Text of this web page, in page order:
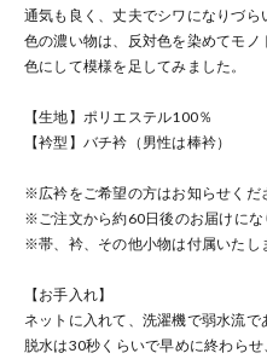
通気も良く、丈夫でシワになりづら
色の濃い物は、反対色を染めてモ
色にして模様を足してみました。
【生地】ポリエステル100％
【衿型】バチ衿（男性は棒衿）
※広衿をご希望の方はお知らせくだ
※ご注文から約60日後のお届けにな
※帯、衿、その他小物は付属いたし
【お手入れ】
ネットに入れて、洗濯機で弱水流で
脱水は30秒くらいで早めに終わら